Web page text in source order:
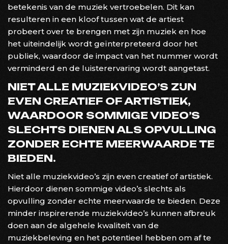
betekenis van de muziek vertroebelen. Dit kan
resulteren in een kloof tussen wat de artiest
probeert over te brengen met zijn muziek en hoe
het uiteindelijk wordt geïnterpreteerd door het
publiek, waardoor de impact van het nummer wordt
verminderd en de luisterervaring wordt aangetast.
NIET ALLE MUZIEKVIDEO’S ZIJN
EVEN CREATIEF OF ARTISTIEK,
WAARDOOR SOMMIGE VIDEO’S
SLECHTS DIENEN ALS OPVULLING
ZONDER ECHTE MEERWAARDE TE
BIEDEN.
Niet alle muziekvideo’s zijn even creatief of artistiek.
Hierdoor dienen sommige video’s slechts als
opvulling zonder echte meerwaarde te bieden. Deze
minder inspirerende muziekvideo’s kunnen afbreuk
doen aan de algehele kwaliteit van de
muziekbeleving en het potentieel hebben om af te